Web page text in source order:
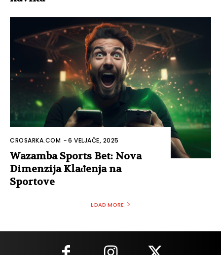
CROSARKA.COM -6 VELJAČE, 2025
Wazamba Sports Bet: Nova
Dimenzija Klađenja na
Sportove
LOAD MORE